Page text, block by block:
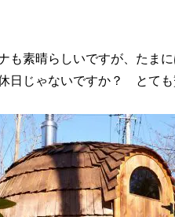
素晴らしいですが、たま
日じゃないですか？ とても